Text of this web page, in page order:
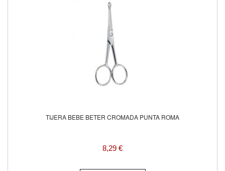
TIJERA BEBE BETER CROMADA PUNTA ROMA
8,29 €